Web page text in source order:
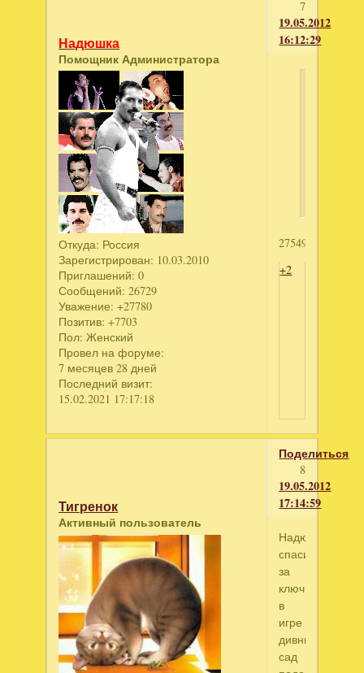
7
19.05.2012
16:12:29
Надюшка
Помощник Администратора
Откуда: Россия
Зарегистрирован: 10.03.2010
Приглашений: 0
Сообщений: 26729
Уважение: +27780
Позитив: +7703
Пол: Женский
Провел на форуме:
7 месяцев 28 дней
Последний визит:
15.02.2021 17:17:18
2754908954
+2
Поделиться
8
19.05.2012
17:14:59
Тигренок
Активный пользователь
Надюшка
спасибо
за
ключ
в
игре
дивный
сад